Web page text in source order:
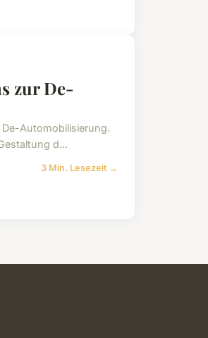
zur De-
Automobilisierung.
d...
3 Min. Lesezeit →